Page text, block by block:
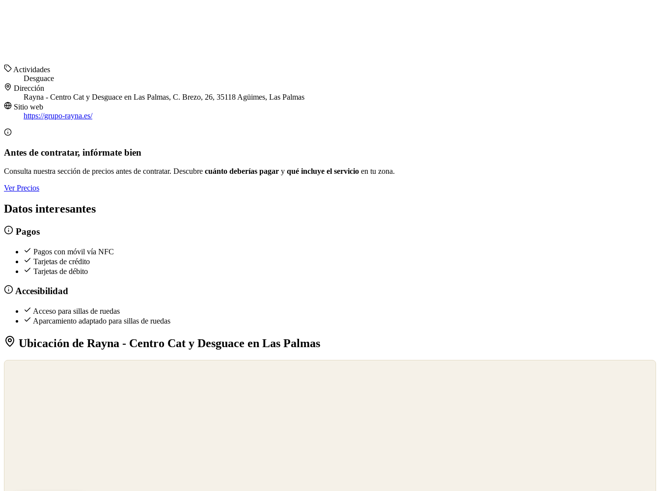
Actividades
Desguace
Dirección
Rayna - Centro Cat y Desguace en Las Palmas, C. Brezo, 26, 35118 Agüimes, Las Palmas
Sitio web
https://grupo-rayna.es/
Antes de contratar, infórmate bien
Consulta nuestra sección de precios antes de contratar. Descubre cuánto deberías pagar y qué incluye el servicio en tu zona.
Ver Precios
Datos interesantes
Pagos
Pagos con móvil vía NFC
Tarjetas de crédito
Tarjetas de débito
Accesibilidad
Acceso para sillas de ruedas
Aparcamiento adaptado para sillas de ruedas
Ubicación de Rayna - Centro Cat y Desguace en Las Palmas